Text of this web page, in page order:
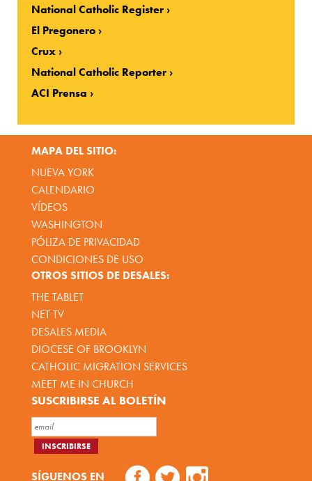
National Catholic Register
El Pregonero
Crux
National Catholic Reporter
ACI Prensa
MAPA DEL SITIO:
NUEVA YORK
CALENDARIO
VÍDEOS
WASHINGTON
PÓLIZA DE PRIVACIDAD
CONDICIONES DE USO
OTROS SITIOS DE DESALES:
THE TABLET
NET TV
DESALES MEDIA
DIOCESE OF BROOKLYN
CATHOLIC MIGRATION SERVICES
MEET ME IN CHURCH
SUSCRIBIRSE AL BOLETÍN
SÍGUENOS EN